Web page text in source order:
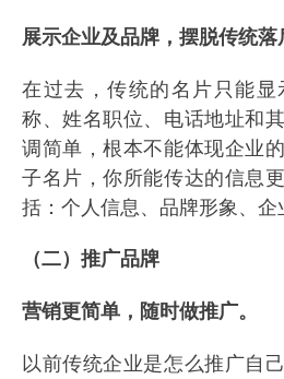
展示企业及品牌，摆脱传统落
在过去，传统的名片只能显
称、姓名职位、电话地址和
调简单，根本不能体现企业
子名片，你所能传达的信息
括：个人信息、品牌形象、
（二）推广品牌
营销更简单，随时做推广。
以前传统企业是怎么推广自